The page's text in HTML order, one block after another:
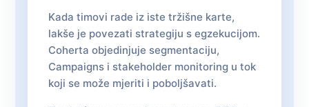
Kada timovi rade iz iste tržišne karte,
lakše je povezati strategiju s egzekucijom.
Coherta objedinjuje segmentaciju,
Campaigns i stakeholder monitoring u tok
koji se može mjeriti i poboljšavati.